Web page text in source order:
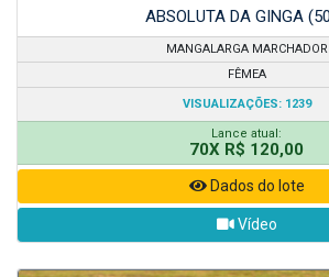
ABSOLUTA DA GINGA
MANGALARGA MARCHADOR
FÊMEA
VISUALIZAÇÕES: 1239
Lance atual:
70X R$ 120,00
Dados do lote
Vídeo